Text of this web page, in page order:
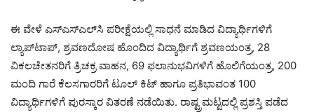
ಈ ವೇಳೆ ಎಸ್‌ಎಸ್‌ಎಲ್‌ಸಿ ಪರೀಕ್ಷೆಯಲ್ಲಿ ಸಾಧನೆ ಮಾಡಿದ ವಿದ್ಯಾರ್ಥಿಗಳಿಗೆ
ಲ್ಯಾಪ್‌ಟಾಪ್, ಶ್ರವಣದೋಷ ಹೊಂದಿದ ವಿದ್ಯಾರ್ಥಿಗೆ ಶ್ರವಣಯಂತ್ರ, 28
ವಿಕಲಚೇತನರಿಗೆ ತ್ರಿಚಕ್ರ ವಾಹನ, 69 ಫಲಾನುಭವಿಗಳಿಗೆ ಹೊಲಿಗೆಯಂತ್ರ, 200
ಮಂದಿ ಗಾರೆ ಕೆಲಸಗಾರರಿಗೆ ಟೂಲ್ ಕಿಟ್ ಹಾಗೂ ಪ್ರತಿಭಾವಂತ 100
ವಿದ್ಯಾರ್ಥಿಗಳಿಗೆ ಪುರಸ್ಕಾರ ವಿತರಣೆ ನಡೆಯಿತು. ರಾಷ್ಟ್ರಮಟ್ಟದಲ್ಲಿ ಪ್ರಶಸ್ತಿ ಪಡೆದ